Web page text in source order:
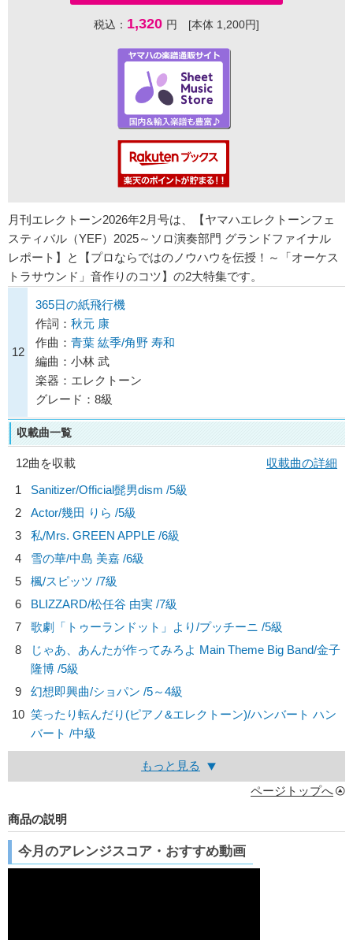
税込： 1,320 円 [本体 1,200円]
月刊エレクトーン2026年2月号は、【ヤマハエレクトーンフェ
スティバル（YEF）2025～ソロ演奏部門 グランドファイナル
レポート】と【プロならではのノウハウを伝授！～「オーケス
トラサウンド」音作りのコツ】の2大特集です。
12
365日の紙飛行機
作詞： 秋元 康
作曲： 青葉 紘季/角野 寿和
編曲：小林 武
楽器：エレクトーン
グレード：8級
収載曲一覧
12曲を収載
収載曲の詳細
1
Sanitizer/Official髭男dism /5級
2
Actor/幾田 りら /5級
3
私/Mrs. GREEN APPLE /6級
4
雪の華/中島 美嘉 /6級
5
楓/スピッツ /7級
6
BLIZZARD/松任谷 由実 /7級
7
歌劇「トゥーランドット」より/プッチーニ /5級
8
じゃあ、あんたが作ってみろよ Main Theme Big Band/金子
隆博 /5級
9
幻想即興曲/ショパン /5～4級
10 笑ったり転んだり(ピアノ&エレクトーン)/ハンバート ハン
バート /中級
もっと見る
ページトップへ
商品の説明
今月のアレンジスコア・おすすめ動画